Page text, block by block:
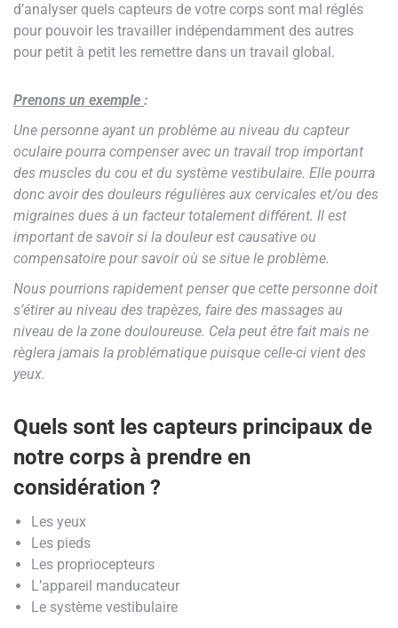
d’analyser quels capteurs de votre corps sont mal réglés
pour pouvoir les travailler indépendamment des autres
pour petit à petit les remettre dans un travail global.
Prenons un exemple :
Une personne ayant un problème au niveau du capteur
oculaire pourra compenser avec un travail trop important
des muscles du cou et du système vestibulaire. Elle pourra
donc avoir des douleurs régulières aux cervicales et/ou des
migraines dues à un facteur totalement différent. Il est
important de savoir si la douleur est causative ou
compensatoire pour savoir où se situe le problème.
Nous pourrions rapidement penser que cette personne doit
s’étirer au niveau des trapèzes, faire des massages au
niveau de la zone douloureuse. Cela peut être fait mais ne
règlera jamais la problématique puisque celle-ci vient des
yeux.
Quels sont les capteurs principaux de
notre corps à prendre en
considération ?
Les yeux
Les pieds
Les propriocepteurs
L’appareil manducateur
Le système vestibulaire